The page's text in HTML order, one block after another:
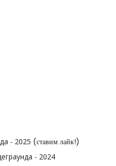
- 2025 (ставим лайк!)
- 2024